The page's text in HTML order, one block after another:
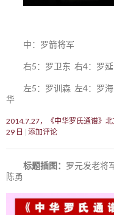
中：罗箭将军
右5：罗卫东 右4：罗
左5：罗训森 左4：罗
华
2014.7.27，《中华罗氏通谱》
29 日
添加评论
标题插图： 罗元发老将
陈勇